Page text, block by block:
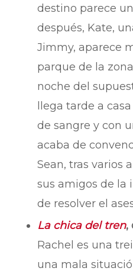
destino parece
después, Kate,
Jimmy, aparece
parque de la
noche del
llega tarde a
de sangre y con
acaba de
Sean, tras varios
sus amigos de la
de resolver el
La chica del tren,
Rachel es una
una mala